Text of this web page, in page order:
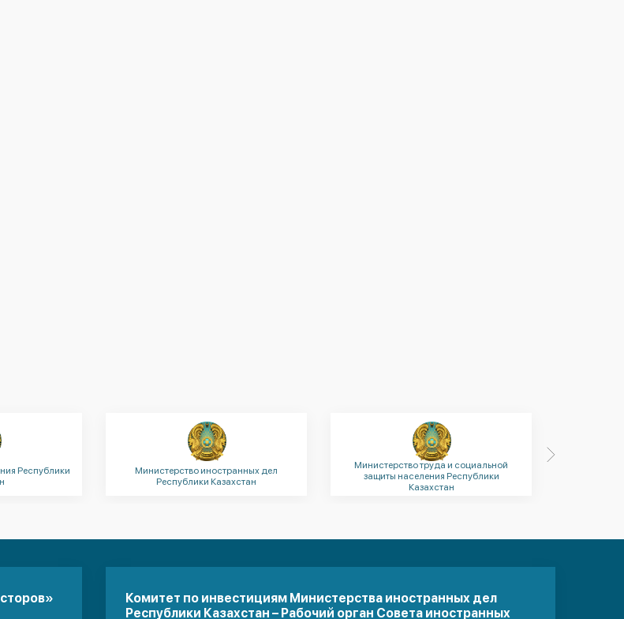
Республики
Министерство иностранных дел
Республики Казахстан
Министерство труда и социальной
защиты населения Республики
Казахстан
Комитет по инвестициям Министерства иностранных дел
Республики Казахстан – Рабочий орган Совета иностранных